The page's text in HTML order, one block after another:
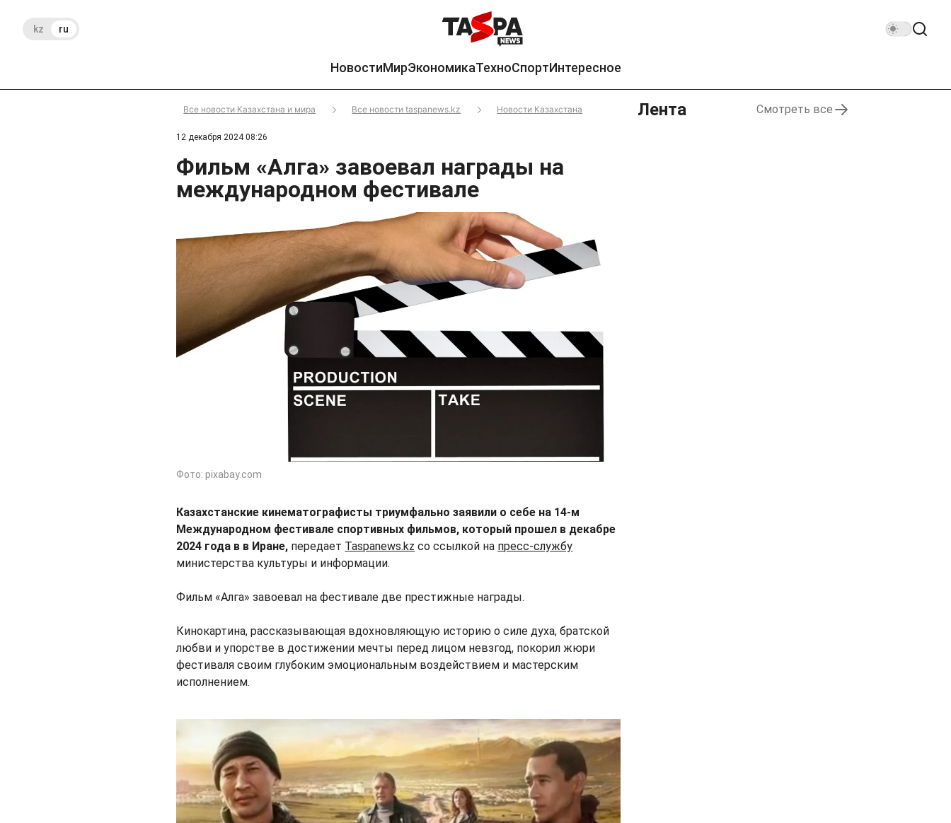
kz ru
НовостиМирЭкономикаТехноСпортИнтересное
Все новости Казахстана и мира Все новости taspanews.kz Новости Казахстана
12 декабря 2024 08:26
Фильм «Алга» завоевал награды на
международном фестивале
Фото: pixabay.com
Казахстанские кинематографисты триумфально заявили о себе на 14-м
Международном фестивале спортивных фильмов, который прошел в декабре
2024 года в в Иране, передает Taspanews.kz со ссылкой на пресс-службу
министерства культуры и информации.
Фильм «Алга» завоевал на фестивале две престижные награды.
Кинокартина, рассказывающая вдохновляющую историю о силе духа, братской
любви и упорстве в достижении мечты перед лицом невзгод, покорил жюри
фестиваля своим глубоким эмоциональным воздействием и мастерским
исполнением.
Лента Смотреть все